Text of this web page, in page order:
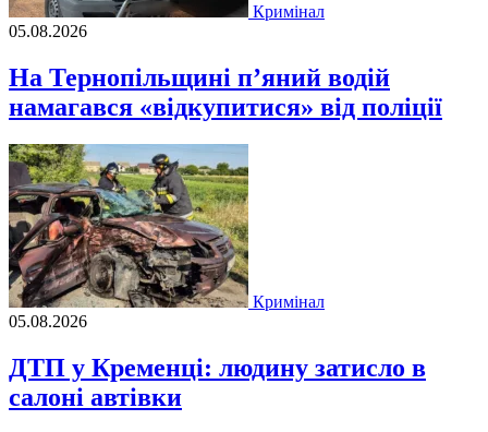
Кримінал
05.08.2026
На Тернопільщині п’яний водій
намагався «відкупитися» від поліції
Кримінал
05.08.2026
ДТП у Кременці: людину затисло в
салоні автівки